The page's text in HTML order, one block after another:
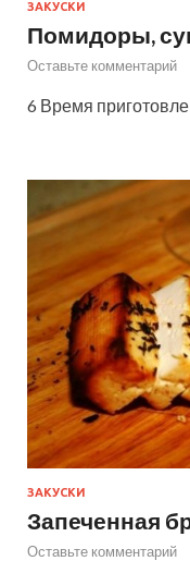
ЗАКУСКИ
Помидоры,
Оставьте комментарий
6 Время
ЗАКУСКИ
Запеченная
Оставьте комментарий